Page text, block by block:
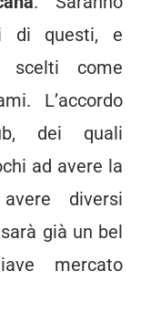
di questi, e
come
L’accordo
dei quali
ad avere la
diversi
già un bel
mercato